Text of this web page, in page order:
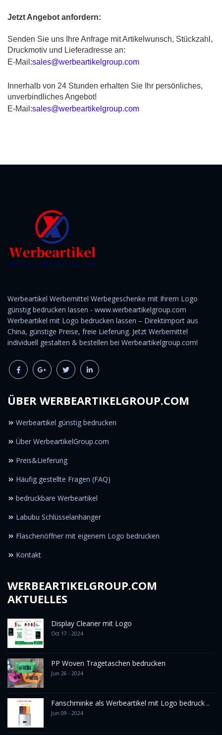
Jetzt Angebot anfordern:
Senden Sie uns Ihre Anfrage mit Artikelwunsch, Stückzahl,
Druckmotiv und Lieferadresse an:
E-Mail:sales@werbeartikelgroup.com
Innerhalb von 24 Stunden erhalten Sie Ihr persönliches,
unverbindliches Angebot!
E-Mail:sales@werbeartikelgroup.com
Werbeartikel Werbemittel Werbegeschenke mit Ihrem Logo
günstig bedrucken lassen - www.werbeartikelgroup.com
Werbeartikel mit Logo bedrucken lassen – Direktimport aus
China, günstige Preise, freie Lieferung. Jetzt Werbemittel
individuell gestalten & bestellen bei Werbeartikelgroup.com!
ÜBER WERBEARTIKELGROUP.COM
Werbeartikel günstig bedrucken
Über WerbeartikelGroup.com
Preis&Lieferung
Häufig gestellte Fragen (FAQ)
bedruckbare Werbeartikel
Labubu Schlüsselanhänger
Flaschenöffner mit eigenem Logo bedrucken
Kontakt
WERBEARTIKELGROUP.COM
AKTUELLES
Display Cleaner mit Logo
Oct 17 - 2024
PP Woven Tragetaschen bedrucken
Jun 26 - 2024
Fanschminke als Werbeartikel mit Logo bedruck ..
Jun 09 - 2024